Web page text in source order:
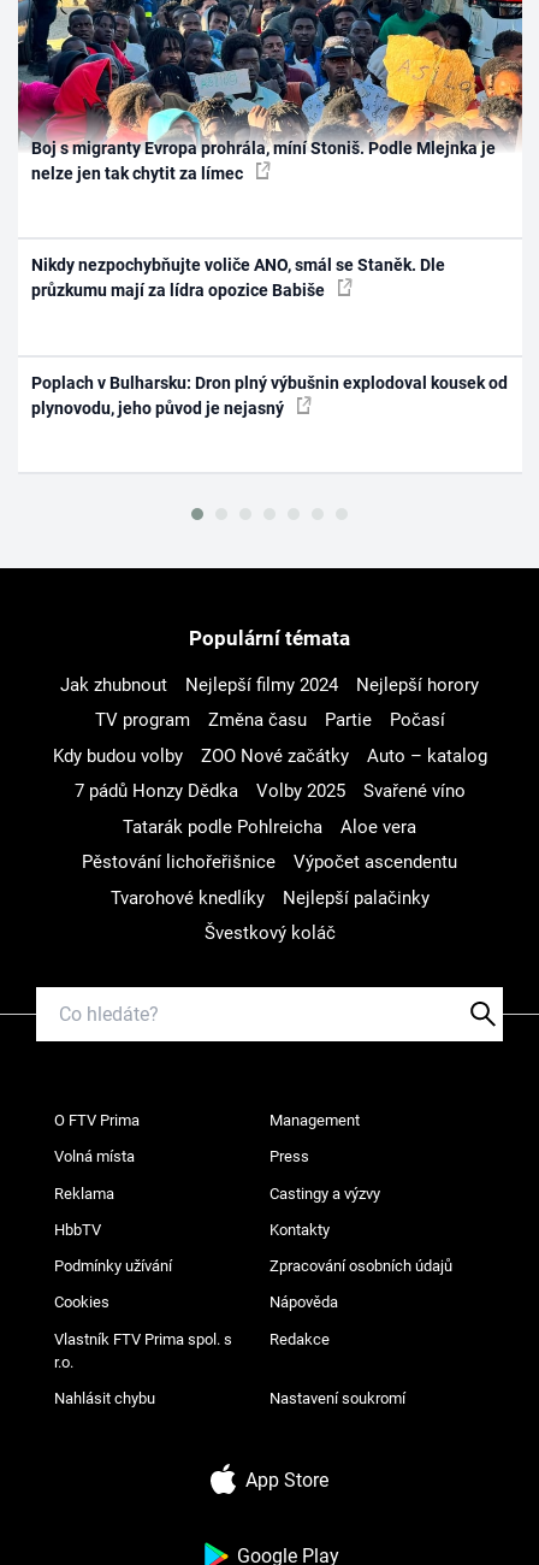
Boj s migranty Evropa prohrála, míní Stoniš. Podle Mlejnka je
nelze jen tak chytit za límec
Nikdy nezpochybňujte voliče ANO, smál se Staněk. Dle
průzkumu mají za lídra opozice Babiše
Poplach v Bulharsku: Dron plný výbušnin explodoval kousek od
plynovodu, jeho původ je nejasný
Populární témata
Jak zhubnout Nejlepší filmy 2024
Nejlepší horory
TV program
Změna času Partie
Počasí
Kdy budou volby
ZOO Nové začátky
Auto – katalog
7 pádů Honzy Dědka
Volby 2025
Svařené víno
Tatarák podle Pohlreicha
Aloe vera
Pěstování lichořeřišnice
Výpočet ascendentu
Tvarohové knedlíky
Nejlepší palačinky
Švestkový koláč
O FTV Prima Management
Volná místa Press
Reklama Castingy a výzvy
HbbTV Kontakty
Podmínky užívání Zpracování osobních údajů
Cookies Nápověda
Vlastník FTV Prima spol. s
r.o.
Redakce
Nahlásit chybu Nastavení soukromí
App Store
Google Play